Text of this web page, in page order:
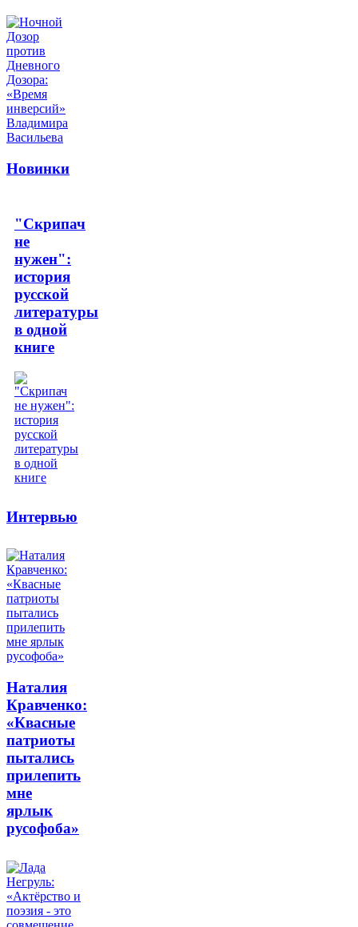
Новинки
"Скрипач
не
нужен":
история
русской
литературы
в одной
книге
Интервью
Наталия
Кравченко:
«Квасные
патриоты
пытались
прилепить
мне
ярлык
русофоба»